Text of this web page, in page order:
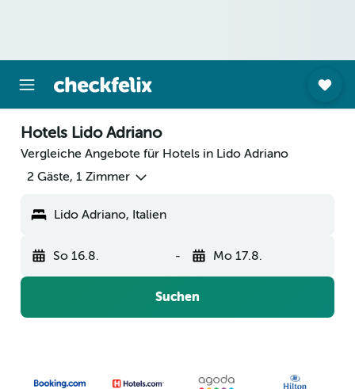
Hotels Lido Adriano
Vergleiche Angebote für Hotels in Lido Adriano
2 Gäste, 1 Zimmer
Lido Adriano, Italien
So 16.8. - Mo 17.8.
Suchen